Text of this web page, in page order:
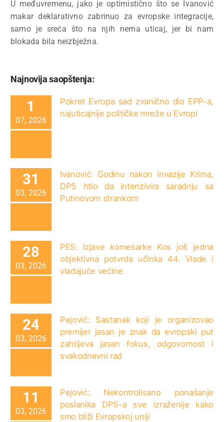
U međuvremenu, jako je optimistično što se Ivanović
makar deklarativno zabrinuo za evropske integracije,
samo je sreća što na njih nema uticaj, jer bi nam
blokada bila neizbježna.
Najnovija saopštenja:
1
07, 2026
Pokret Evropa sad zvanično dio EPP-a,
najuticajnije političke mreže u Evropi
31
03, 2026
Ivanović: Godinu nakon invazije Krima,
DPS htio da intenzivira saradnju sa
Putinovom strankom
28
03, 2026
PES: Izjave komesarke Kos još jedna
objektivna potvrda učinka 44. Vlade i
vladajuće većine
24
03, 2026
Pejović: Sastanak koji je organizovao
premijer jasan je znak da evropski put
zahtijeva jasan fokus, odgovornost i
svakodnevni rad
11
03, 2026
Pejović: Nekontrolisano ponašanje
poslanika DPS-a sve izraženije kako
smo bliži Evropskoj uniji